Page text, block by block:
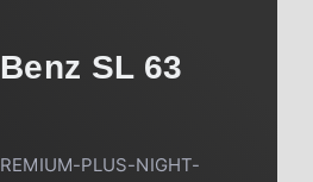
SL 63
PLUS-NIGHT-